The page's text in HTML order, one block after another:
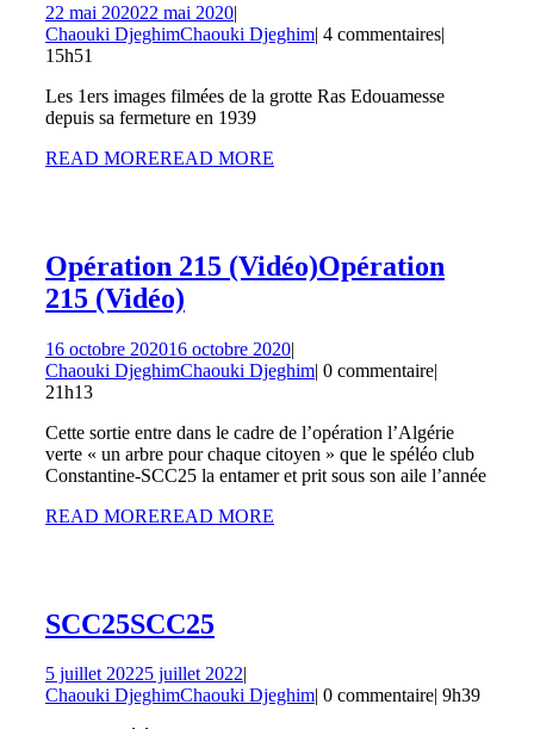
22 mai 202022 mai 2020|
Chaouki DjeghimChaouki Djeghim| 4 commentaires|
15h51
Les 1ers images filmées de la grotte Ras Edouamesse
depuis sa fermeture en 1939
READ MOREREAD MORE
Opération 215 (Vidéo)Opération
215 (Vidéo)
16 octobre 202016 octobre 2020|
Chaouki DjeghimChaouki Djeghim| 0 commentaire|
21h13
Cette sortie entre dans le cadre de l’opération l’Algérie
verte « un arbre pour chaque citoyen » que le spéléo club
Constantine-SCC25 la entamer et prit sous son aile l’année
READ MOREREAD MORE
SCC25SCC25
5 juillet 20225 juillet 2022|
Chaouki DjeghimChaouki Djeghim| 0 commentaire| 9h39